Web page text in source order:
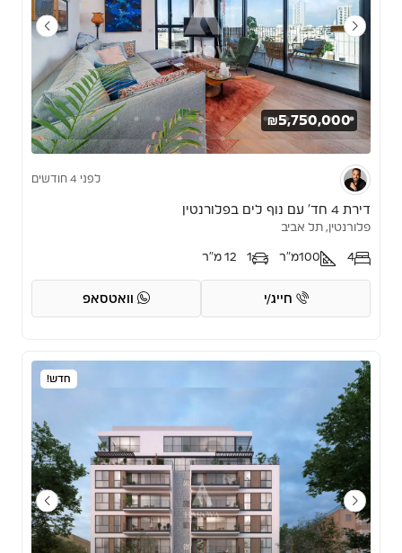
₪5,750,000
לפני 4 חודשים
דירת 4 חד’ עם נוף לים בפלורנטין
פלורנטין, תל אביב
4
100מ"ר 1 12 מ"ר
חייג/י וואטסאפ
חדש!